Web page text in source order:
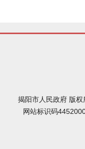
揭阳市人民政府 版
网站标识码